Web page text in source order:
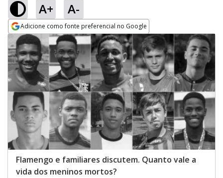
A+ A-
Adicione como fonte preferencial no Google
Opens in new window
Flamengo e familiares discutem. Quanto vale a
vida dos meninos mortos?